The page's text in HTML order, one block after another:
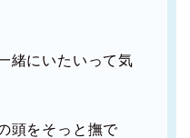
緒にいたいって気
頭をそっと撫で